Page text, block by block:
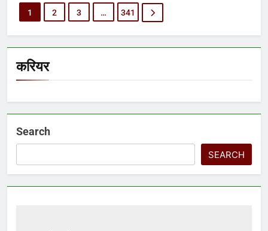
करियर
1 2 3 … 341
Search
SEARCH